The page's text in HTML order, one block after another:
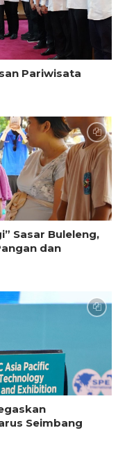
Pariwisata
Sasar Buleleng,
dan
Seimbang